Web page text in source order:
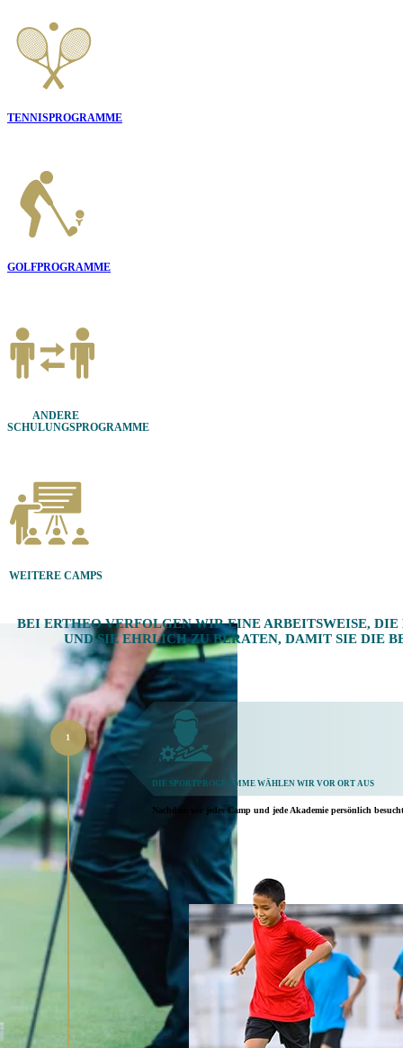
TENNISPROGRAMME
GOLFPROGRAMME
ANDERE
SCHULUNGSPROGRAMME
WEITERE CAMPS
BEI ERTHEO VERFOLGEN WIR EINE ARBEITSWEISE,
UND SIE EHRLICH ZU BERATEN, DAMIT SIE DIE
DIE SPORTPROGRAMME WÄHLEN WIR VOR ORT AUS
Nachdem wir jedes Camp und jede Akademie persönlich